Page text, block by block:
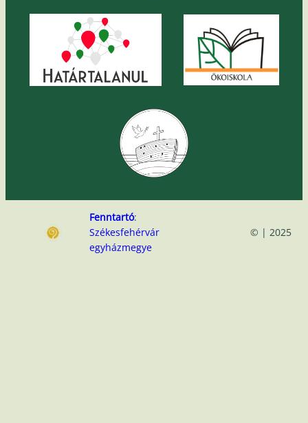
Fenntartó:
Székesfehérvár
egyházmegye
© | 2025